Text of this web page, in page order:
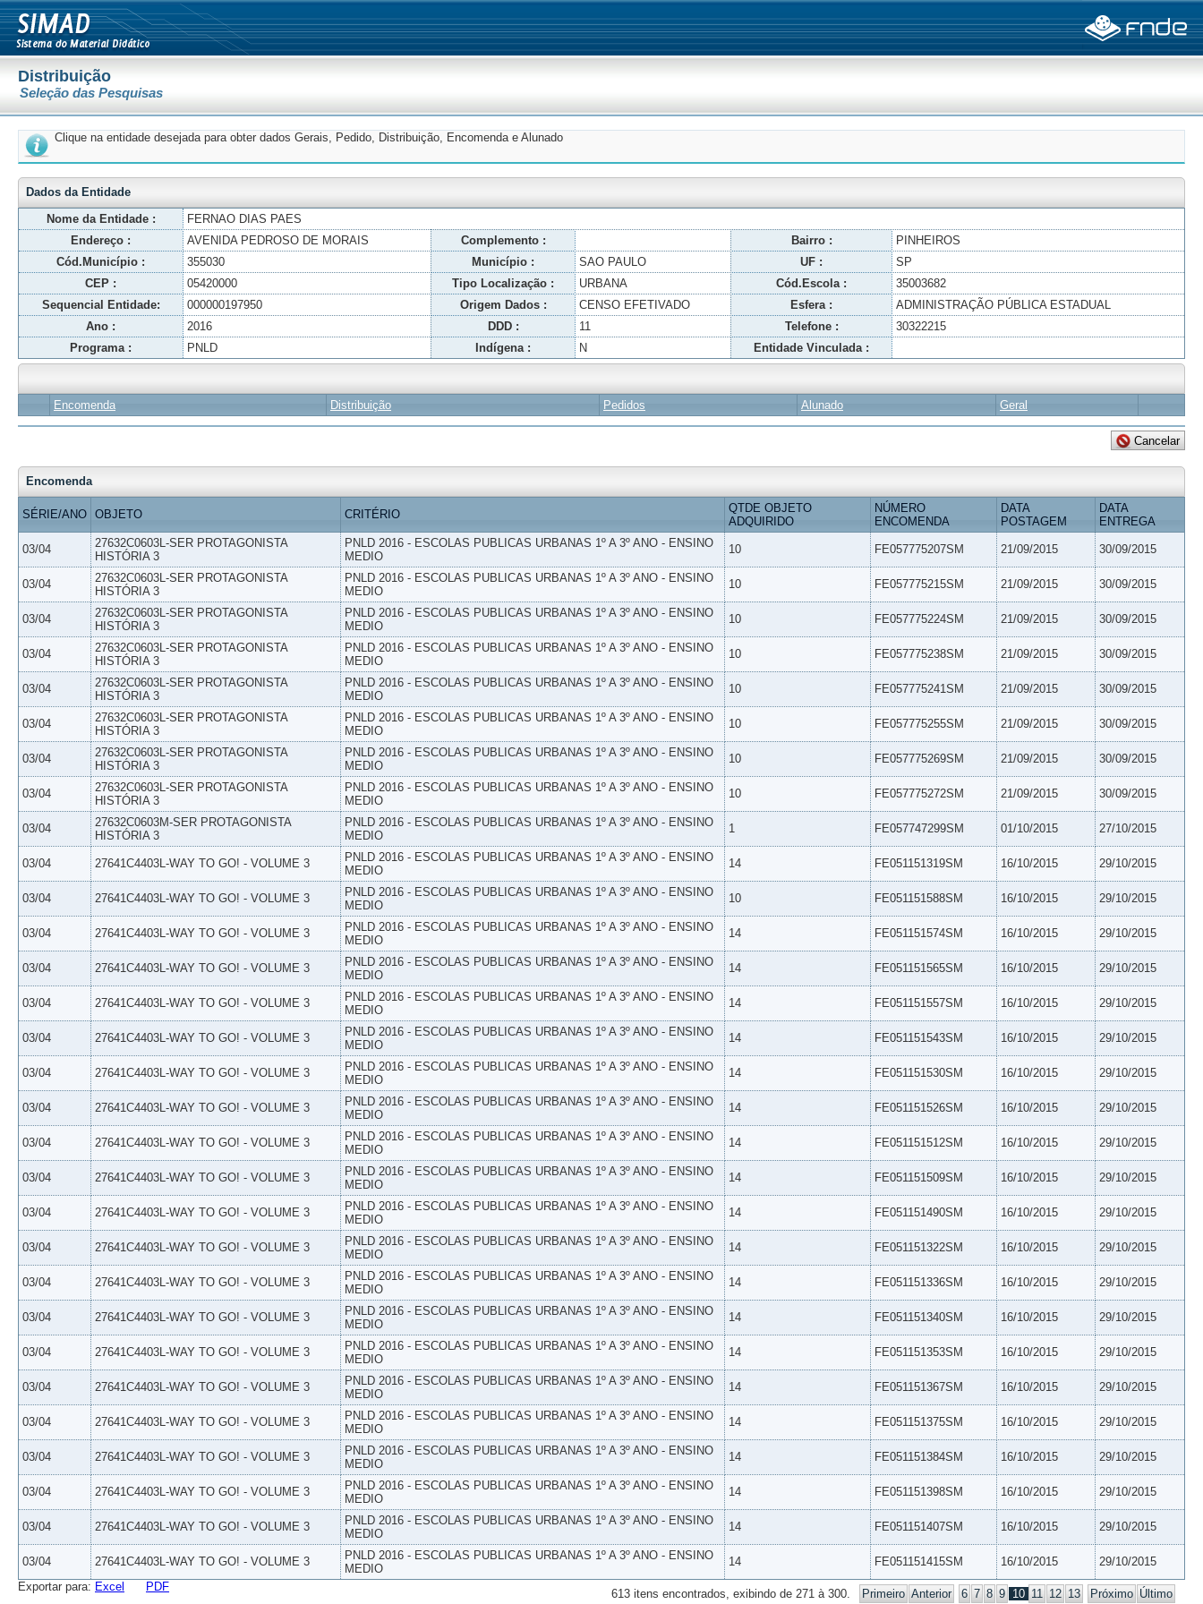
Distribuição
Seleção das Pesquisas
Clique na entidade desejada para obter dados Gerais, Pedido, Distribuição, Encomenda e Alunado
Dados da Entidade
Nome da Entidade :
FERNAO DIAS PAES
Endereço :
AVENIDA PEDROSO DE MORAIS Complemento : Bairro :
PINHEIROS
Cód.Município :
355030 Município : SAO PAULO UF :
SP
CEP :
05420000 Tipo Localização : URBANA Cód.Escola :
35003682
Sequencial Entidade:
000000197950 Origem Dados : CENSO EFETIVADO Esfera :
ADMINISTRAÇÃO PÚBLICA ESTADUAL
Ano :
2016 DDD : 11 Telefone :
30322215
Programa :
PNLD Indígena : N Entidade Vinculada :
Encomenda Distribuição Pedidos Alunado Geral
Encomenda
SÉRIE/ANO OBJETO CRITÉRIO
QTDE OBJETO
ADQUIRIDO
NÚMERO
ENCOMENDA
DATA
POSTAGEM
DATA
ENTREGA
03/04
27632C0603L-SER PROTAGONISTA
HISTÓRIA 3
PNLD 2016 - ESCOLAS PUBLICAS URBANAS 1º A 3º ANO - ENSINO
MEDIO
10 FE057775207SM 21/09/2015 30/09/2015
03/04
27632C0603L-SER PROTAGONISTA
HISTÓRIA 3
PNLD 2016 - ESCOLAS PUBLICAS URBANAS 1º A 3º ANO - ENSINO
MEDIO
10 FE057775215SM 21/09/2015 30/09/2015
03/04
27632C0603L-SER PROTAGONISTA
HISTÓRIA 3
PNLD 2016 - ESCOLAS PUBLICAS URBANAS 1º A 3º ANO - ENSINO
MEDIO
10 FE057775224SM 21/09/2015 30/09/2015
03/04
27632C0603L-SER PROTAGONISTA
HISTÓRIA 3
PNLD 2016 - ESCOLAS PUBLICAS URBANAS 1º A 3º ANO - ENSINO
MEDIO
10 FE057775238SM 21/09/2015 30/09/2015
03/04
27632C0603L-SER PROTAGONISTA
HISTÓRIA 3
PNLD 2016 - ESCOLAS PUBLICAS URBANAS 1º A 3º ANO - ENSINO
MEDIO
10 FE057775241SM 21/09/2015 30/09/2015
03/04
27632C0603L-SER PROTAGONISTA
HISTÓRIA 3
PNLD 2016 - ESCOLAS PUBLICAS URBANAS 1º A 3º ANO - ENSINO
MEDIO
10 FE057775255SM 21/09/2015 30/09/2015
03/04
27632C0603L-SER PROTAGONISTA
HISTÓRIA 3
PNLD 2016 - ESCOLAS PUBLICAS URBANAS 1º A 3º ANO - ENSINO
MEDIO
10 FE057775269SM 21/09/2015 30/09/2015
03/04
27632C0603L-SER PROTAGONISTA
HISTÓRIA 3
PNLD 2016 - ESCOLAS PUBLICAS URBANAS 1º A 3º ANO - ENSINO
MEDIO
10 FE057775272SM 21/09/2015 30/09/2015
03/04
27632C0603M-SER PROTAGONISTA
HISTÓRIA 3
PNLD 2016 - ESCOLAS PUBLICAS URBANAS 1º A 3º ANO - ENSINO
MEDIO
1 FE057747299SM 01/10/2015 27/10/2015
03/04 27641C4403L-WAY TO GO! - VOLUME 3
PNLD 2016 - ESCOLAS PUBLICAS URBANAS 1º A 3º ANO - ENSINO
MEDIO
14 FE051151319SM 16/10/2015 29/10/2015
03/04 27641C4403L-WAY TO GO! - VOLUME 3
PNLD 2016 - ESCOLAS PUBLICAS URBANAS 1º A 3º ANO - ENSINO
MEDIO
10 FE051151588SM 16/10/2015 29/10/2015
03/04 27641C4403L-WAY TO GO! - VOLUME 3
PNLD 2016 - ESCOLAS PUBLICAS URBANAS 1º A 3º ANO - ENSINO
MEDIO
14 FE051151574SM 16/10/2015 29/10/2015
03/04 27641C4403L-WAY TO GO! - VOLUME 3
PNLD 2016 - ESCOLAS PUBLICAS URBANAS 1º A 3º ANO - ENSINO
MEDIO
14 FE051151565SM 16/10/2015 29/10/2015
03/04 27641C4403L-WAY TO GO! - VOLUME 3
PNLD 2016 - ESCOLAS PUBLICAS URBANAS 1º A 3º ANO - ENSINO
MEDIO
14 FE051151557SM 16/10/2015 29/10/2015
03/04 27641C4403L-WAY TO GO! - VOLUME 3
PNLD 2016 - ESCOLAS PUBLICAS URBANAS 1º A 3º ANO - ENSINO
MEDIO
14 FE051151543SM 16/10/2015 29/10/2015
03/04 27641C4403L-WAY TO GO! - VOLUME 3
PNLD 2016 - ESCOLAS PUBLICAS URBANAS 1º A 3º ANO - ENSINO
MEDIO
14 FE051151530SM 16/10/2015 29/10/2015
03/04 27641C4403L-WAY TO GO! - VOLUME 3
PNLD 2016 - ESCOLAS PUBLICAS URBANAS 1º A 3º ANO - ENSINO
MEDIO
14 FE051151526SM 16/10/2015 29/10/2015
03/04 27641C4403L-WAY TO GO! - VOLUME 3
PNLD 2016 - ESCOLAS PUBLICAS URBANAS 1º A 3º ANO - ENSINO
MEDIO
14 FE051151512SM 16/10/2015 29/10/2015
03/04 27641C4403L-WAY TO GO! - VOLUME 3
PNLD 2016 - ESCOLAS PUBLICAS URBANAS 1º A 3º ANO - ENSINO
MEDIO
14 FE051151509SM 16/10/2015 29/10/2015
03/04 27641C4403L-WAY TO GO! - VOLUME 3
PNLD 2016 - ESCOLAS PUBLICAS URBANAS 1º A 3º ANO - ENSINO
MEDIO
14 FE051151490SM 16/10/2015 29/10/2015
03/04 27641C4403L-WAY TO GO! - VOLUME 3
PNLD 2016 - ESCOLAS PUBLICAS URBANAS 1º A 3º ANO - ENSINO
MEDIO
14 FE051151322SM 16/10/2015 29/10/2015
03/04 27641C4403L-WAY TO GO! - VOLUME 3
PNLD 2016 - ESCOLAS PUBLICAS URBANAS 1º A 3º ANO - ENSINO
MEDIO
14 FE051151336SM 16/10/2015 29/10/2015
03/04 27641C4403L-WAY TO GO! - VOLUME 3
PNLD 2016 - ESCOLAS PUBLICAS URBANAS 1º A 3º ANO - ENSINO
MEDIO
14 FE051151340SM 16/10/2015 29/10/2015
03/04 27641C4403L-WAY TO GO! - VOLUME 3
PNLD 2016 - ESCOLAS PUBLICAS URBANAS 1º A 3º ANO - ENSINO
MEDIO
14 FE051151353SM 16/10/2015 29/10/2015
03/04 27641C4403L-WAY TO GO! - VOLUME 3
PNLD 2016 - ESCOLAS PUBLICAS URBANAS 1º A 3º ANO - ENSINO
MEDIO
14 FE051151367SM 16/10/2015 29/10/2015
03/04 27641C4403L-WAY TO GO! - VOLUME 3
PNLD 2016 - ESCOLAS PUBLICAS URBANAS 1º A 3º ANO - ENSINO
MEDIO
14 FE051151375SM 16/10/2015 29/10/2015
03/04 27641C4403L-WAY TO GO! - VOLUME 3
PNLD 2016 - ESCOLAS PUBLICAS URBANAS 1º A 3º ANO - ENSINO
MEDIO
14 FE051151384SM 16/10/2015 29/10/2015
03/04 27641C4403L-WAY TO GO! - VOLUME 3
PNLD 2016 - ESCOLAS PUBLICAS URBANAS 1º A 3º ANO - ENSINO
MEDIO
14 FE051151398SM 16/10/2015 29/10/2015
03/04 27641C4403L-WAY TO GO! - VOLUME 3
PNLD 2016 - ESCOLAS PUBLICAS URBANAS 1º A 3º ANO - ENSINO
MEDIO
14 FE051151407SM 16/10/2015 29/10/2015
03/04 27641C4403L-WAY TO GO! - VOLUME 3
PNLD 2016 - ESCOLAS PUBLICAS URBANAS 1º A 3º ANO - ENSINO
MEDIO
14 FE051151415SM 16/10/2015 29/10/2015
613 itens encontrados, exibindo de 271 à 300. Primeiro Anterior 6 7 8 9 10 11 12 13 Próximo Último
Exportar para: Excel PDF